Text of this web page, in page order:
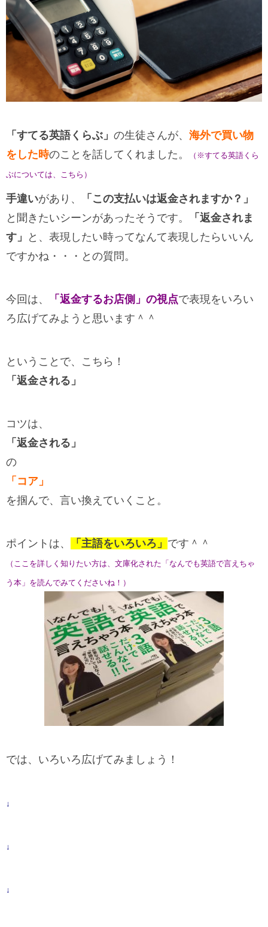
「すてる英語くらぶ」 の生徒さんが、 海外で買い物
をした時のことを話してくれました。 （※すてる英語くら
ぶについては、こちら）
手違いがあり、
「この支払いは返金されますか？」
と聞きたいシーンがあったそうです。
「返金されま
す」
と、表現したい時ってなんて表現したらいいん
ですかね・・・との質問。
今回は、 「返金するお店側」の視点で表現をいろい
ろ広げてみようと思います＾＾
ということで、こちら！
「返金される」
コツは、
「返金される」
の
「コア」
を掴んで、言い換えていくこと。
ポイントは、 「主語をいろいろ」 です＾＾
（ここを詳しく知りたい方は、文庫化された「なんでも英語で言えちゃ
う本」を読んでみてくださいね！）
では、いろいろ広げてみましょう！
↓
↓
↓